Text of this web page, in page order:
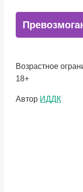
Возрастное
18+
Метки
Автор ИДДК